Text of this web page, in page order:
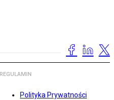
REGULAMIN
Polityka Prywatności